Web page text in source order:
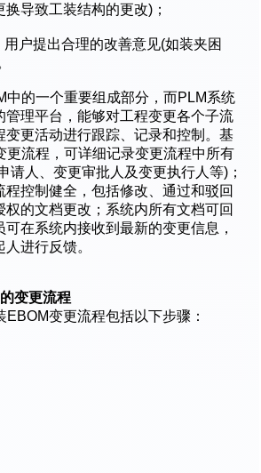
导致工装结构的更改)；
户提出合理的改善意见(如装夹困
中的一个重要组成部分，而PLM系统
管理平台，能够对工程变更各个子流
变更活动进行跟踪、记录和控制。基
更流程，可详细记录变更流程中所有
请人、变更审批人及变更执行人等)；
程控制健全，包括修改、通过和驳回
的文档更改；系统内所有文档可回
在系统内接收到最新的变更信息，
进行反馈。
变更流程
变更流程包括以下步骤：